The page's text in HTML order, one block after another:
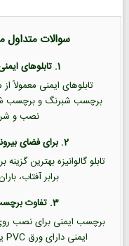
سوالات متداول
1. تابلوهای ایمنی از چه جنسی ساخته می‌شوند؟
برچسب شبرنگ و برچسب
نصب و
2. برای فضای بیرونی کدام نوع تابلو مناسب‌تر است؟
تابلو گالوانیزه بهترین
برابر آفتاب،
3. تفاوت برچسب ایمنی با تابلو ایمنی چیست؟
برچسب ایمنی برای نصب
ایمنی دارای ورق PVC یا گالوانیزه هستند و دوام بیشتری دارند.